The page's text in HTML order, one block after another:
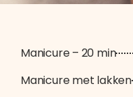
Manicure – 20 min
Manicure met lakken